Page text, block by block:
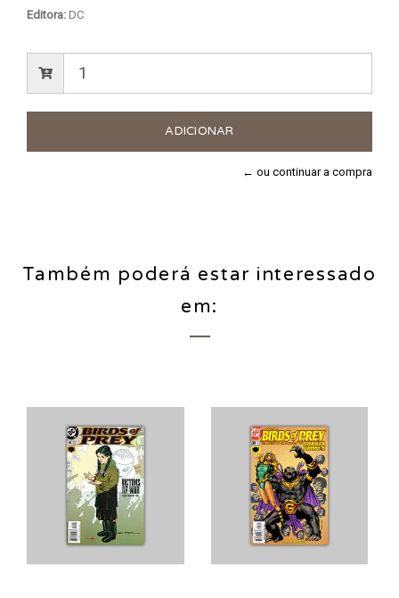
Editora: DC
← ou continuar a compra
Também poderá estar interessado
em: